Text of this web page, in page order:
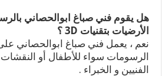
هل يقوم فني صباغ ابوالحصاني
الأرضيات بتقنيات 3D ؟
نعم ، يعمل فني صباغ ابوالحصاني
الرسومات سواء للأطفال أو النقشات
الفنيين و الخبراء .